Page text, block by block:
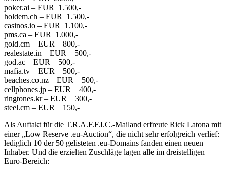
poker.ai – EUR 1.500,-
holdem.ch – EUR 1.500,-
casinos.io – EUR 1.100,-
pms.ca – EUR 1.000,-
gold.cm – EUR 800,-
realestate.in – EUR 500,-
god.ac – EUR 500,-
mafia.tv – EUR 500,-
beaches.co.nz – EUR 500,-
cellphones.jp – EUR 400,-
ringtones.kr – EUR 300,-
steel.cm – EUR 150,-
Als Auftakt für die T.R.A.F.F.I.C.-Mailand erfreute Rick Latona mit
einer „Low Reserve .eu-Auction“, die nicht sehr erfolgreich verlief:
lediglich 10 der 50 gelisteten .eu-Domains fanden einen neuen
Inhaber. Und die erzielten Zuschläge lagen alle im dreistelligen
Euro-Bereich: